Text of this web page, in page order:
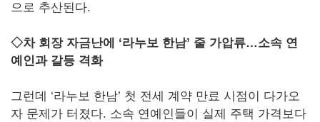
으로 추산된다.
◇차 회장 자금난에 ‘라누보 한남’ 줄 가압류…소속 연
예인과 갈등 격화
그런데 ‘라누보 한남’ 첫 전세 계약 만료 시점이 다가오
자 문제가 터졌다. 소속 연예인들이 실제 주택 가격보다